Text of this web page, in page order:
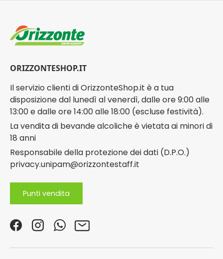
ORIZZONTESHOP.IT
Il servizio clienti di OrizzonteShop.it è a tua
disposizione dal lunedì al venerdì, dalle ore 9:00 alle
13:00 e dalle ore 14:00 alle 18:00 (escluse festività).
La vendita di bevande alcoliche è vietata ai minori di
18 anni
Responsabile della protezione dei dati (D.P.O.)
privacy.unipam@orizzontestaff.it
Punti vendita
FacebookInstagramWhatsApp
Email